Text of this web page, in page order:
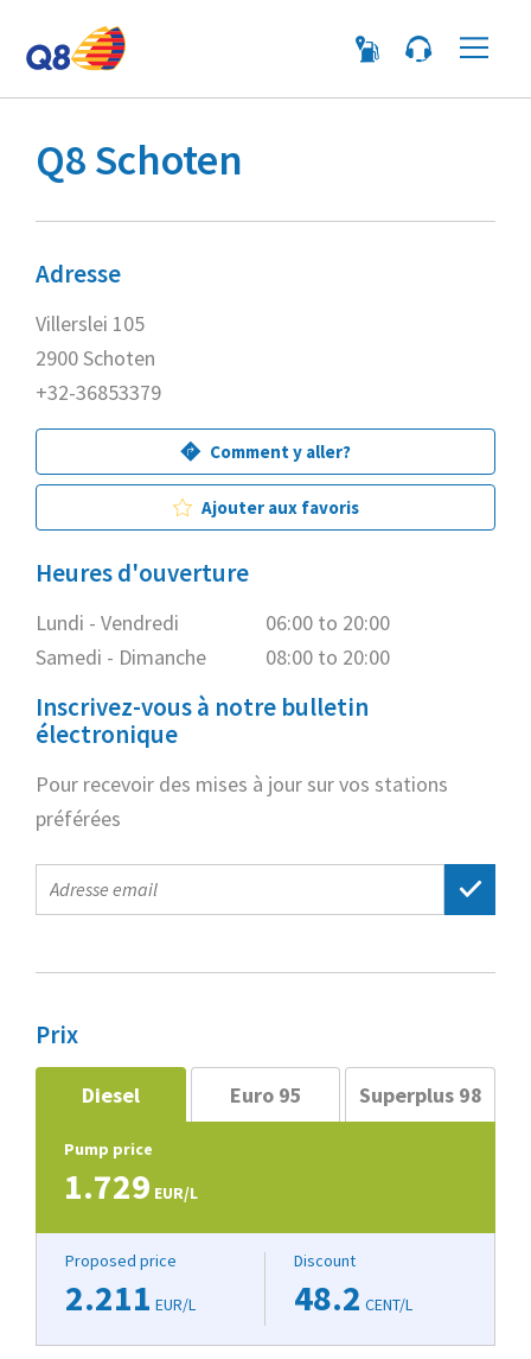
Q8 Schoten
Adresse
Villerslei 105
2900 Schoten
+32-36853379
Comment y aller?
Ajouter aux favoris
Heures d'ouverture
Lundi - Vendredi
06:00 to 20:00
Samedi - Dimanche
08:00 to 20:00
Inscrivez-vous à notre bulletin
électronique
Pour recevoir des mises à jour sur vos stations
préférées
E-
mail
Prix
Diesel Euro 95 Superplus 98
Pump price
1.729 EUR/L
Proposed price
2.211 EUR/L
Discount
48.2 CENT/L